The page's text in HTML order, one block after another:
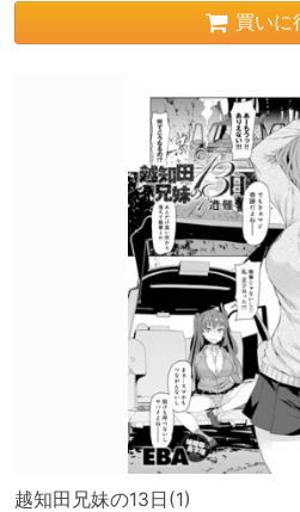
買いに
越知田兄妹の13日(1)